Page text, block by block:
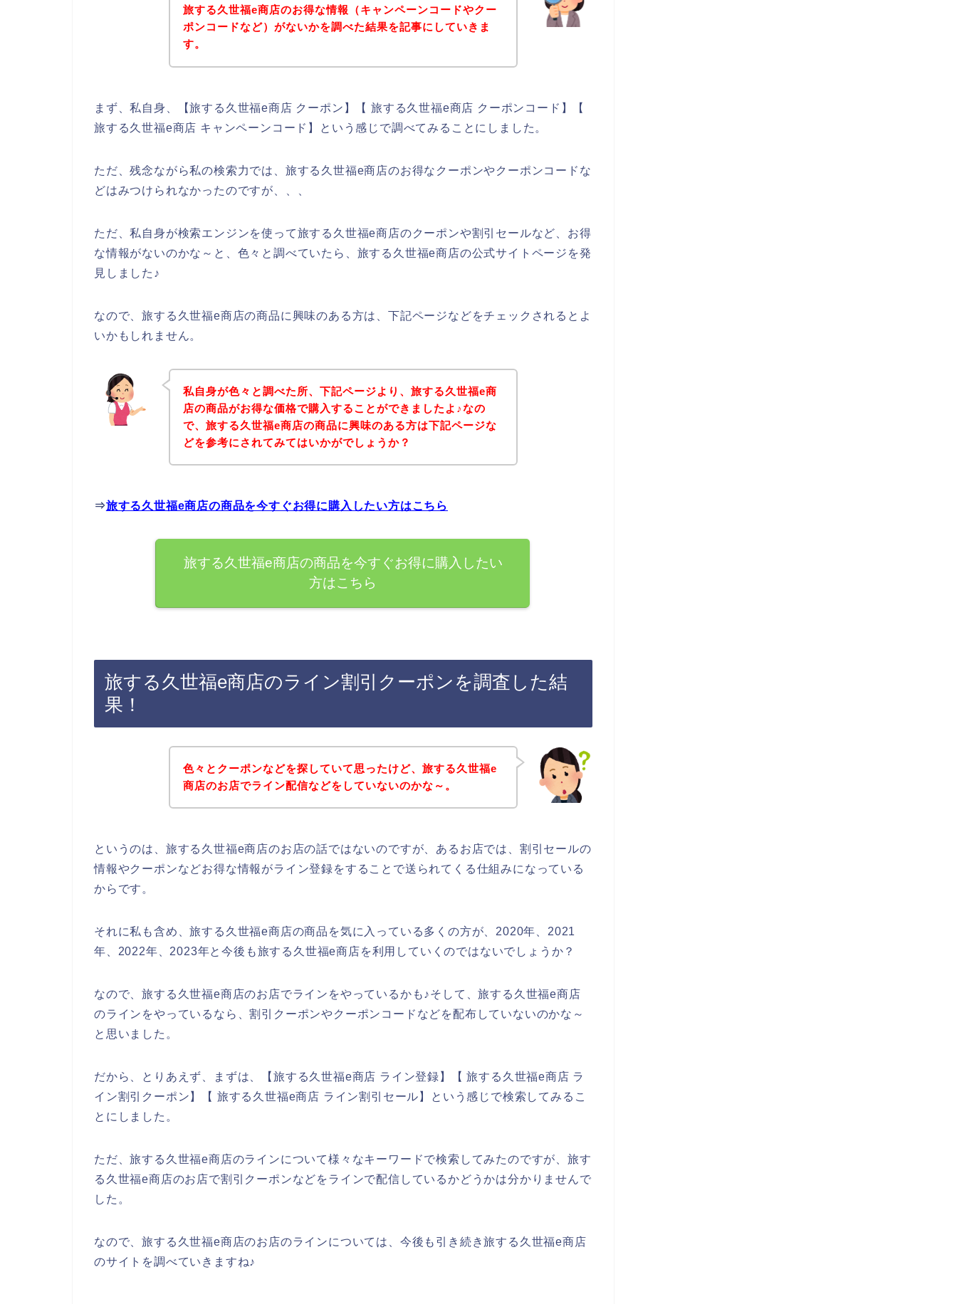
旅する久世福e商店のお得な情報（キャンペーンコードやクー
ポンコードなど）がないかを調べた結果を記事にしていきま
す。
まず、私自身、【旅する久世福e商店 クーポン】【 旅する久世福e商店 クーポンコード】【
旅する久世福e商店 キャンペーンコード】という感じで調べてみることにしました。
ただ、残念ながら私の検索力では、旅する久世福e商店のお得なクーポンやクーポンコードな
どはみつけられなかったのですが、、、
ただ、私自身が検索エンジンを使って旅する久世福e商店のクーポンや割引セールなど、お得
な情報がないのかな～と、色々と調べていたら、旅する久世福e商店の公式サイトページを発
見しました♪
なので、旅する久世福e商店の商品に興味のある方は、下記ページなどをチェックされるとよ
いかもしれません。
私自身が色々と調べた所、下記ページより、旅する久世福e商
店の商品がお得な価格で購入することができましたよ♪なの
で、旅する久世福e商店の商品に興味のある方は下記ページな
どを参考にされてみてはいかがでしょうか？
⇒旅する久世福e商店の商品を今すぐお得に購入したい方はこちら
旅する久世福e商店の商品を今すぐお得に購入したい
方はこちら
旅する久世福e商店のライン割引クーポンを調査した結
果！
色々とクーポンなどを探していて思ったけど、旅する久世福e
商店のお店でライン配信などをしていないのかな～。
というのは、旅する久世福e商店のお店の話ではないのですが、あるお店では、割引セールの
情報やクーポンなどお得な情報がライン登録をすることで送られてくる仕組みになっている
からです。
それに私も含め、旅する久世福e商店の商品を気に入っている多くの方が、2020年、2021
年、2022年、2023年と今後も旅する久世福e商店を利用していくのではないでしょうか？
なので、旅する久世福e商店のお店でラインをやっているかも♪そして、旅する久世福e商店
のラインをやっているなら、割引クーポンやクーポンコードなどを配布していないのかな～
と思いました。
だから、とりあえず、まずは、【旅する久世福e商店 ライン登録】【 旅する久世福e商店 ラ
イン割引クーポン】【 旅する久世福e商店 ライン割引セール】という感じで検索してみるこ
とにしました。
ただ、旅する久世福e商店のラインについて様々なキーワードで検索してみたのですが、旅す
る久世福e商店のお店で割引クーポンなどをラインで配信しているかどうかは分かりませんで
した。
なので、旅する久世福e商店のお店のラインについては、今後も引き続き旅する久世福e商店
のサイトを調べていきますね♪